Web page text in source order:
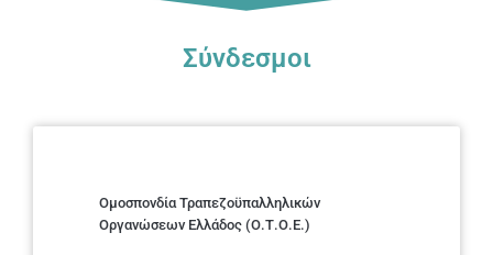
Σύνδεσμοι
Ομοσπονδία Τραπεζοϋπαλληλικών
Οργανώσεων Ελλάδος (Ο.Τ.Ο.Ε.)